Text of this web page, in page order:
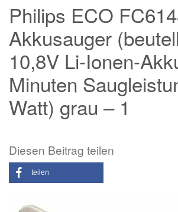
Philips ECO
Akkusauger
10,8V Li-Ionen-
Minuten
Watt) grau – 1
Diesen Beitrag teilen
teilen